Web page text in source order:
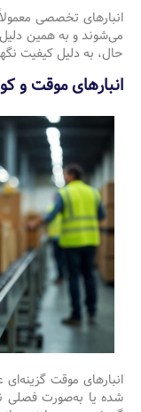
انبارهای تخصصی
می‌شوند و به همین
حال، به دلیل کیفیت
انبارهای موقت و
انبارهای موقت
شده یا به‌صورت فصلی